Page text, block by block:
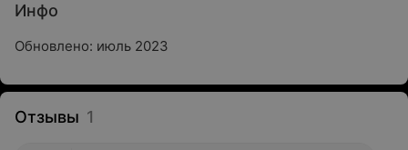
Инфо
Обновлено: июль 2023
Отзывы 1